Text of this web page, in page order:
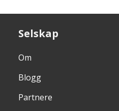
Selskap
Om
Blogg
Partnere